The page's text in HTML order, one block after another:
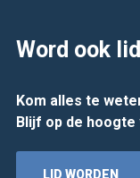
Word ook lid
Kom alles te
Blijf op de
LID WORDEN